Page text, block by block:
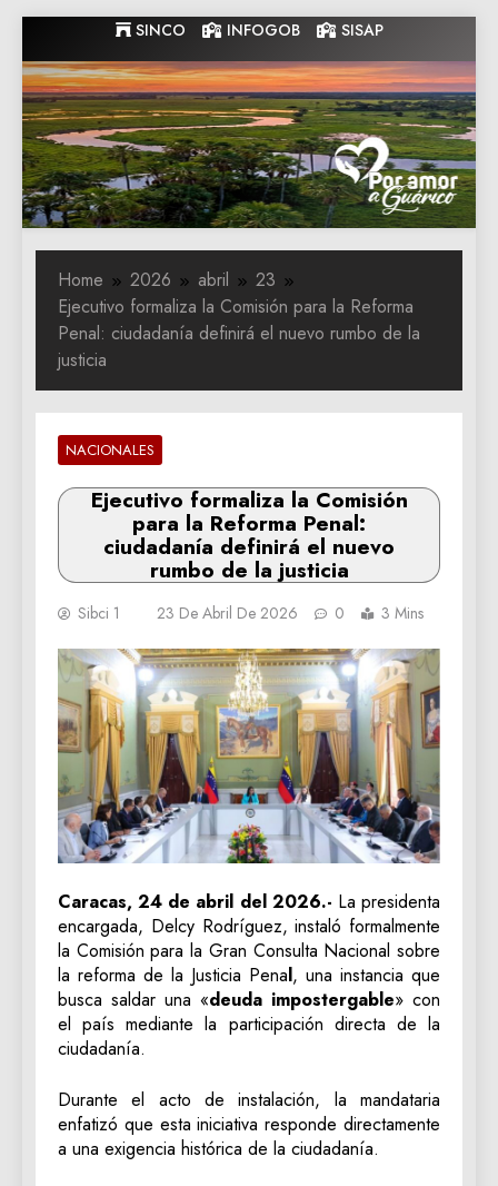
to
content
SINCO INFOGOB SISAP
Gobernacion
de Guarico
Gobernacion de Guarico
Home 2026 abril
23
Ejecutivo formaliza la Comisión para la Reforma
Penal: ciudadanía definirá el nuevo rumbo de la
justicia
NACIONALES
Ejecutivo formaliza la Comisión
para la Reforma Penal:
ciudadanía definirá el nuevo
rumbo de la justicia
Sibci 1 23 De Abril De 2026 0 3 Mins
Caracas, 24 de abril del 2026.- La presidenta
encargada, Delcy Rodríguez, instaló formalmente
la Comisión para la Gran Consulta Nacional sobre
la reforma de la Justicia Penal, una instancia que
busca saldar una «deuda impostergable» con
el país mediante la participación directa de la
ciudadanía.
Durante el acto de instalación, la mandataria
enfatizó que esta iniciativa responde directamente
a una exigencia histórica de la ciudadanía.